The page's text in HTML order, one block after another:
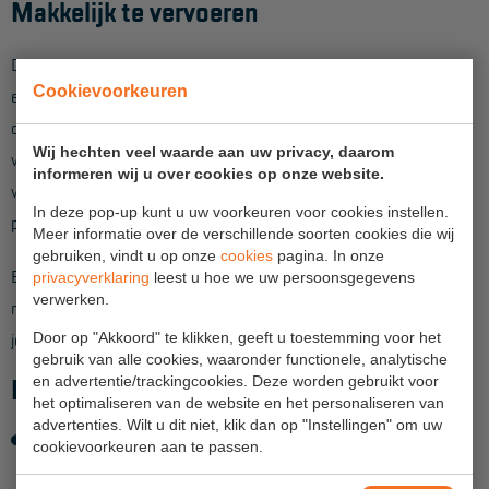
Cookievoorkeuren
Wij hechten veel waarde aan uw privacy, daarom
informeren wij u over cookies op onze website.
In deze pop-up kunt u uw voorkeuren voor cookies instellen.
Meer informatie over de verschillende soorten cookies die wij
gebruiken, vindt u op onze cookies pagina. In onze
privacyverklaring leest u hoe we uw persoonsgegevens
verwerken.
Door op "Akkoord" te klikken, geeft u toestemming voor het
gebruik van alle cookies, waaronder functionele, analytische
en advertentie/trackingcookies. Deze worden gebruikt voor
het optimaliseren van de website en het personaliseren van
advertenties. Wilt u dit niet, klik dan op "Instellingen" om uw
cookievoorkeuren aan te passen.
Aanmelden Inspectiewekker
OVER ONS
Vestigingen
Dealers
Werken bij ons
Product video's
Blog
SUPPORT
Handleidingen
Tips en trucs
Makkelijk te vervoeren
Door diverse slimme vergrendelingsmechanismen is de trap
eenvoudig in en uit te klappen. De leuning borgt zichzelf als je
die naar boven uitklapt. De stabilisatoren zijn telescopisch
verstelbaar en worden geborgd door een drukmechanisme. En
voor een soepele geleiding zijn onderdelen op een aantal
plekken voorzien van kunststof bekleding.
Ben je klaar met het werk dan klap je de trap weer net zo
makkelijk in en met de transportwielen aan de voorzijde verrol
je hem zonder sjouwen weer naar de volgende klus.
Kenmerken Sherpamatic platformtrap:
4-zijdig leuningwerk rond stabordes > 360 graden
werkbereik > 2 handen vrij